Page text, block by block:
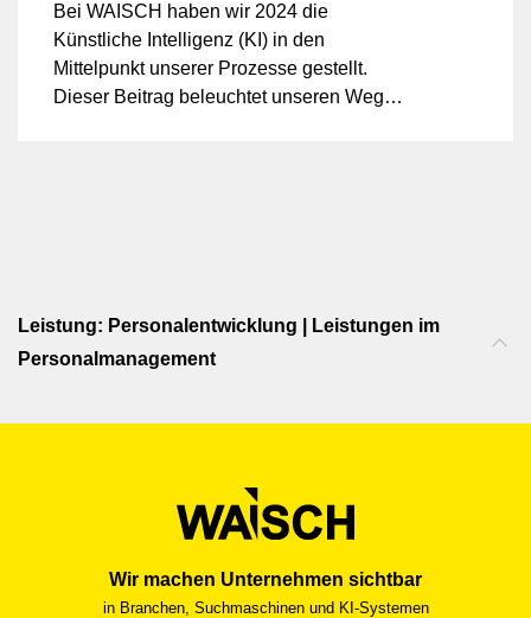
Bei WAISCH haben wir 2024 die
Künstliche Intelligenz (KI) in den
Mittelpunkt unserer Prozesse gestellt.
Dieser Beitrag beleuchtet unseren Weg
Leistung: Personalentwicklung | Leistungen im
Personalmanagement
Wir machen Unternehmen sichtbar
in Branchen, Suchmaschinen und KI-Systemen